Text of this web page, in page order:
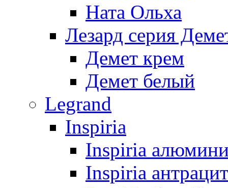
Ната Ольха
Лезард серия
Демет крем
Демет белый
Legrand
Inspiria
Inspiria
Inspiria антрацит